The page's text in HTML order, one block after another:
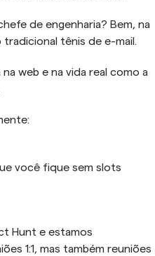
de engenharia? Bem, na
tênis de e-mail.
você fique sem slots
Hunt e estamos
1:1, mas também reuniões